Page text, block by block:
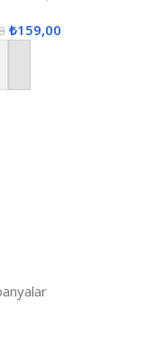
Parça Oda Takımı
₺159,00
Ekle